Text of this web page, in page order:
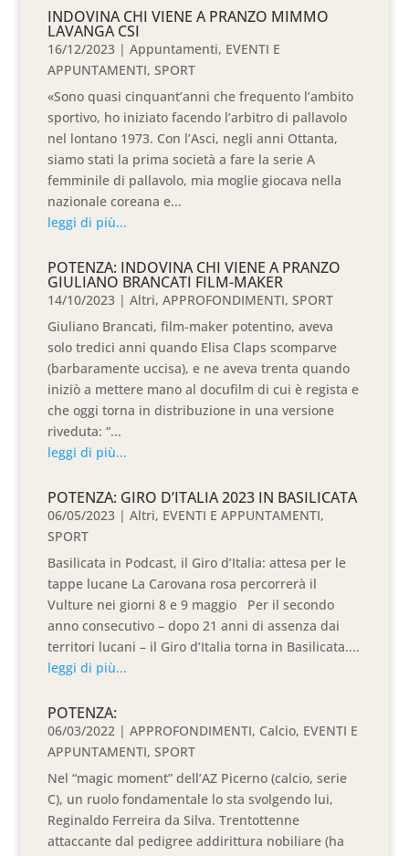
INDOVINA CHI VIENE A PRANZO MIMMO
LAVANGA CSI
16/12/2023 |Appuntamenti, EVENTI E
APPUNTAMENTI,SPORT
«Sono quasi cinquant’anni che frequento l’ambito
sportivo, ho iniziato facendo l’arbitro di pallavolo
nel lontano 1973. Con l’Asci, negli anni Ottanta,
siamo stati la prima società a fare la serie A
femminile di pallavolo, mia moglie giocava nella
nazionale coreana e...
leggi di più...
POTENZA: INDOVINA CHI VIENE A PRANZO
GIULIANO BRANCATI FILM-MAKER
14/10/2023 |Altri,APPROFONDIMENTI,SPORT
Giuliano Brancati, film-maker potentino, aveva
solo tredici anni quando Elisa Claps scomparve
(barbaramente uccisa), e ne aveva trenta quando
iniziò a mettere mano al docufilm di cui è regista e
che oggi torna in distribuzione in una versione
riveduta: “...
leggi di più...
POTENZA: GIRO D’ITALIA 2023 IN BASILICATA
06/05/2023 |Altri, EVENTI E APPUNTAMENTI,
SPORT
Basilicata in Podcast, il Giro d’Italia: attesa per le
tappe lucane La Carovana rosa percorrerà il
Vulture nei giorni 8 e 9 maggio Per il secondo
anno consecutivo – dopo 21 anni di assenza dai
territori lucani – il Giro d’Italia torna in Basilicata....
leggi di più...
POTENZA:
06/03/2022 |APPROFONDIMENTI, Calcio, EVENTI E
APPUNTAMENTI,SPORT
Nel “magic moment” dell’AZ Picerno (calcio, serie
C), un ruolo fondamentale lo sta svolgendo lui,
Reginaldo Ferreira da Silva. Trentottenne
attaccante dal pedigree addirittura nobiliare (ha